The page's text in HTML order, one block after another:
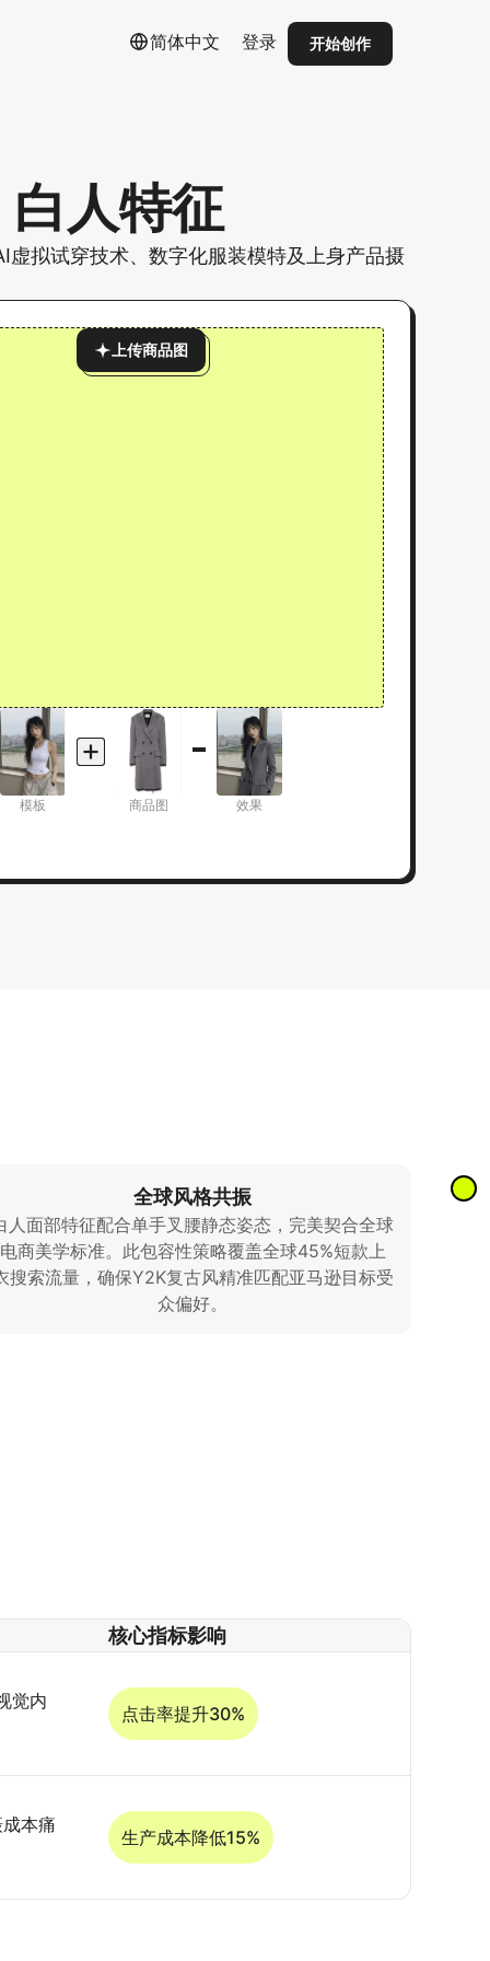
简体中文 登录 开始创作
人特征
拟试穿技术、数字化服装模特及上身产品摄
上传商品图
模板 商品图 效果
全球风格共振
人面部特征配合单手叉腰静态姿态，完美契合全球
电商美学标准。此包容性策略覆盖全球45%短款上
搜索流量，确保Y2K复古风精准匹配亚马逊目标受
众偏好。
核心指标影响
觉内
点击率提升30%
本痛
生产成本降低15%